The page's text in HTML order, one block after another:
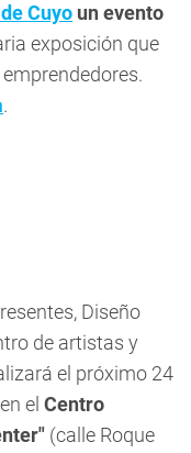
Cuyo un evento
exposición que
.
Diseño
de artistas y
el próximo 24
el Centro
(calle Roque